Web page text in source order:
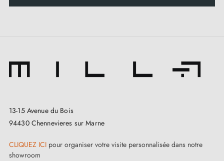
13-15 Avenue du Bois
94430 Chennevieres sur Marne
CLIQUEZ ICI pour organiser votre visite personnalisée dans notre
showroom